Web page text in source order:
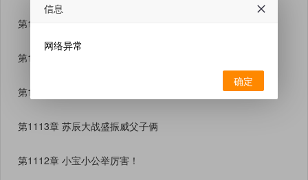
第1116章 白洛再次毒发
第1115章 姜卫海大爽，哈哈！
第1114章 盛家父子被揍跑
第1113章 苏辰大战盛振威父子俩
第1112章 小宝小公举厉害！
信息
网络异常
确定